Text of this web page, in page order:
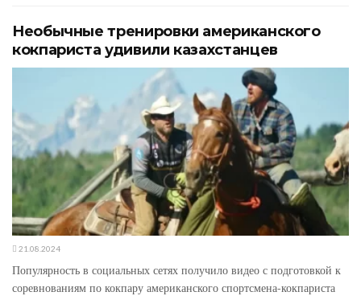
Необычные тренировки американского
кокпариста удивили казахстанцев
21.08.2024
Популярность в социальных сетях получило видео с подготовкой к
соревнованиям по кокпару американского спортсмена-кокпариста